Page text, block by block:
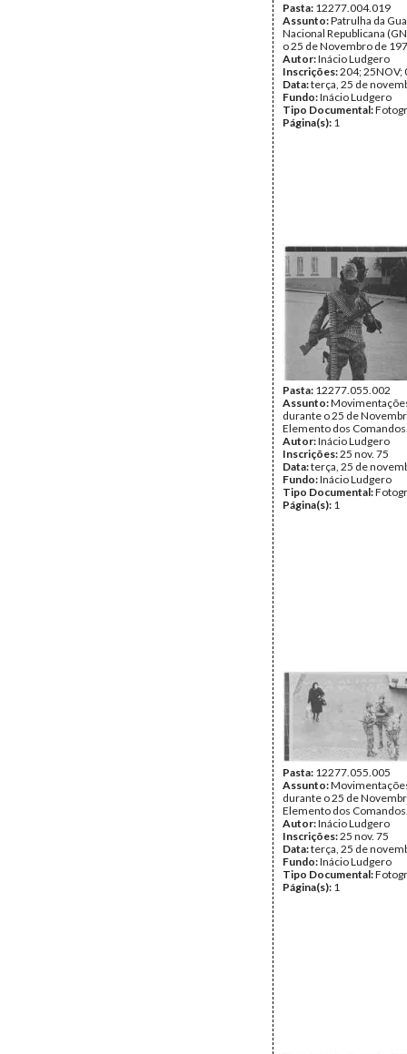
Pasta: 12277.004.019
Assunto:Patrulha da
Nacional Republicana
o 25 de Novembro de
Autor:Inácio Ludgero
Inscrições:204; 25NOV;
Data:terça, 25 de
Fundo:Inácio Ludgero
Tipo Documental:
Página(s): 1
Pasta: 12277.055.002
Assunto:
durante o 25 de
Elemento dos
Autor:Inácio Ludgero
Inscrições:25 nov. 75
Data:terça, 25 de
Fundo:Inácio Ludgero
Tipo Documental:
Página(s): 1
Pasta: 12277.055.005
Assunto:
durante o 25 de
Elemento dos
Autor:Inácio Ludgero
Inscrições:25 nov. 75
Data:terça, 25 de
Fundo:Inácio Ludgero
Tipo Documental:
Página(s): 1